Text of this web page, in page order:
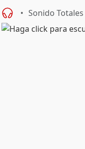
Sonido Totales